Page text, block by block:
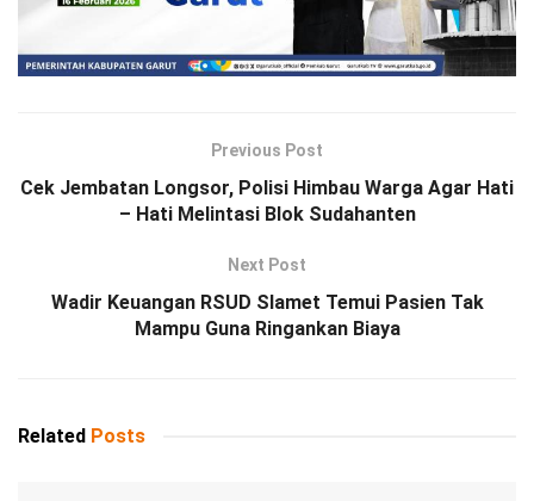
Previous Post
Cek Jembatan Longsor, Polisi Himbau Warga Agar Hati
– Hati Melintasi Blok Sudahanten
Next Post
Wadir Keuangan RSUD Slamet Temui Pasien Tak
Mampu Guna Ringankan Biaya
Related Posts